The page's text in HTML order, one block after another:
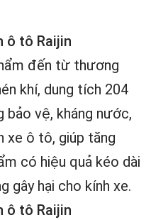
ô tô Raijin
đến từ thương
khí, dung tích 204
bảo vệ, kháng nước,
xe ô tô, giúp tăng
có hiệu quả kéo dài
gây hại cho kính xe.
ô tô Raijin